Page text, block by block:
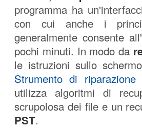
programma ha
con cui anche i
generalmente consente
pochi minuti. In modo da
le istruzioni sullo
Strumento di
utilizza algoritmi di
scrupolosa dei file e un
PST.